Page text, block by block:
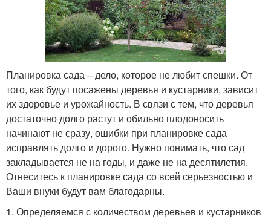
Планировка сада – дело, которое не любит спешки. От
того, как будут посажены деревья и кустарники, зависит
их здоровье и урожайность. В связи с тем, что деревья
достаточно долго растут и обильно плодоносить
начинают не сразу, ошибки при планировке сада
исправлять долго и дорого. Нужно понимать, что сад
закладывается не на годы, и даже не на десятилетия.
Отнеситесь к планировке сада со всей серьезностью и
Ваши внуки будут вам благодарны.
1. Определяемся с количеством деревьев и кустарников